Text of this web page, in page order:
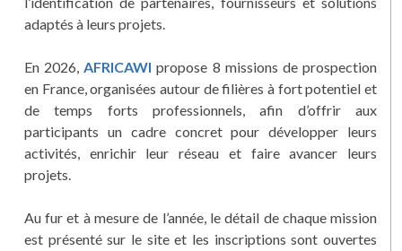
adaptés à leurs projets.
En 2026,AFRICAWIpropose 8 missions de prospection
en France, organisées autour de filières à fort potentiel et
de temps forts professionnels, afin d’offrir aux
participants un cadre concret pour développer leurs
activités, enrichir leur réseau et faire avancer leurs
projets.
Au fur et à mesure de l’année, le détail de chaque mission
est présenté sur le site et les inscriptions sont ouvertes